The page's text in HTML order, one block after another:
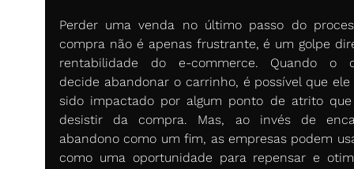
Perder uma venda no último passo do
compra não é apenas frustrante, é um golpe
rentabilidade do e-commerce. Quando o
decide abandonar o carrinho, é possível que
sido impactado por algum ponto de atrito
desistir da compra. Mas, ao invés de
abandono como um fim, as empresas podem
como uma oportunidade para repensar e